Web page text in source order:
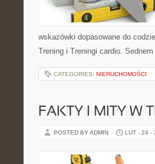
wskazówki dopasowane do
Trening i Treningi cardio.
CATEGORIES: NIERUCHOMOŚCI
FAKTY I MITY W
POSTED BY ADMIN LUT - 24 -